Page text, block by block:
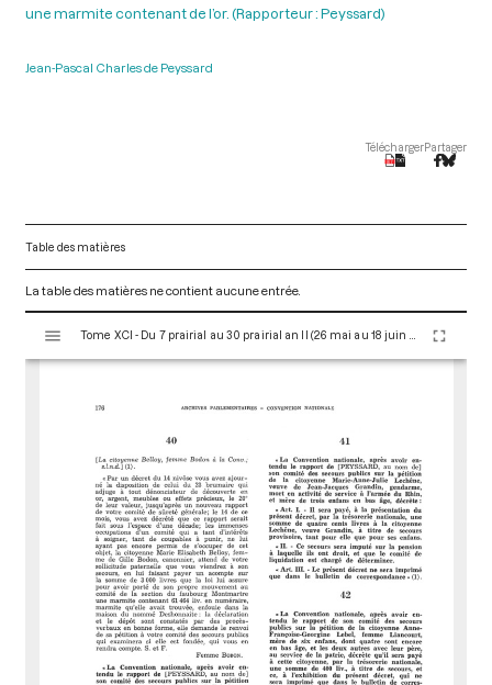
une marmite contenant de l’or. (Rapporteur : Peyssard)
Jean-Pascal Charles de Peyssard
TéléchargerPartager
Table des matières
La table des matières ne contient aucune entrée.
s